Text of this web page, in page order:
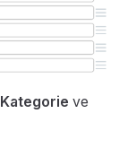
Kategorie ve